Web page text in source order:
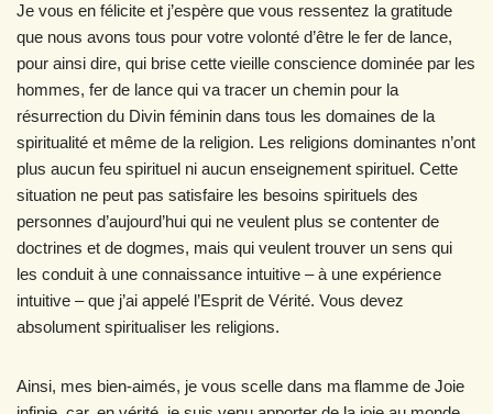
Je vous en félicite et j’espère que vous ressentez la gratitude
que nous avons tous pour votre volonté d’être le fer de lance,
pour ainsi dire, qui brise cette vieille conscience dominée par les
hommes, fer de lance qui va tracer un chemin pour la
résurrection du Divin féminin dans tous les domaines de la
spiritualité et même de la religion. Les religions dominantes n’ont
plus aucun feu spirituel ni aucun enseignement spirituel. Cette
situation ne peut pas satisfaire les besoins spirituels des
personnes d’aujourd’hui qui ne veulent plus se contenter de
doctrines et de dogmes, mais qui veulent trouver un sens qui
les conduit à une connaissance intuitive – à une expérience
intuitive – que j’ai appelé l’Esprit de Vérité. Vous devez
absolument spiritualiser les religions.
Ainsi, mes bien-aimés, je vous scelle dans ma flamme de Joie